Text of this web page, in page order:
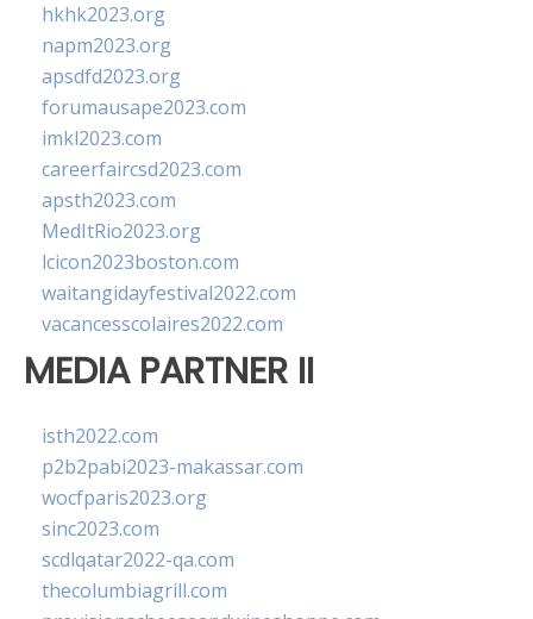
hkhk2023.org
napm2023.org
apsdfd2023.org
forumausape2023.com
imkl2023.com
careerfaircsd2023.com
apsth2023.com
MedItRio2023.org
lcicon2023boston.com
waitangidayfestival2022.com
vacancesscolaires2022.com
MEDIA PARTNER II
isth2022.com
p2b2pabi2023-makassar.com
wocfparis2023.org
sinc2023.com
scdlqatar2022-qa.com
thecolumbiagrill.com